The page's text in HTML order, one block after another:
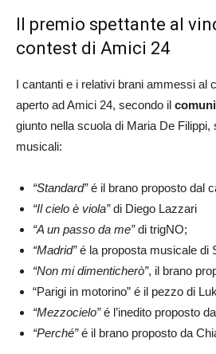
Il premio spettante al
contest di Amici 24
I cantanti e i relativi brani ammessi al
aperto ad Amici 24, secondo il
giunto nella scuola di Maria De Filippi,
musicali:
“Standard”é il brano proposto dal
“Il cielo è viola”di Diego Lazzari
“A un passo da me”di trigNO;
“Madrid”é la proposta musicale di
“Non mi dimenticherò”, il brano
“Parigi in motorino” é il pezzo di
“Mezzocielo”é l’inedito proposto
“Perché”é il brano proposto da